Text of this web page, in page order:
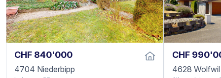
CHF 840'000
4704 Niederbipp
CHF
4628 Wolfwil